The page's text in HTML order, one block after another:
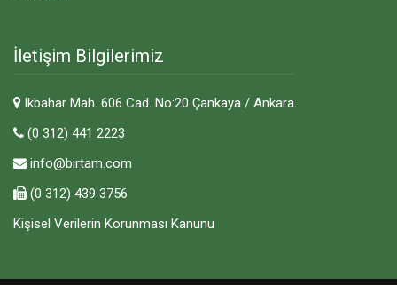
İletişim Bilgilerimiz
lkbahar Mah. 606 Cad. No:20 Çankaya / Ankara
(0 312) 441 2223
info@birtam.com
(0 312) 439 3756
Kişisel Verilerin Korunması Kanunu